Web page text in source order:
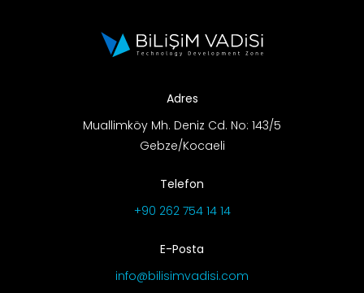
Adres
Muallimköy Mh. Deniz Cd. No: 143/5
Gebze/Kocaeli
Telefon
+90 262 754 14 14
E-Posta
info@bilisimvadisi.com